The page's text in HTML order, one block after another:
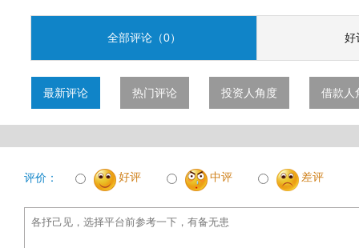
全部评论（0） 好
最新评论 热门评论 投资人角度 借款人
评价： 好评 中评 差评